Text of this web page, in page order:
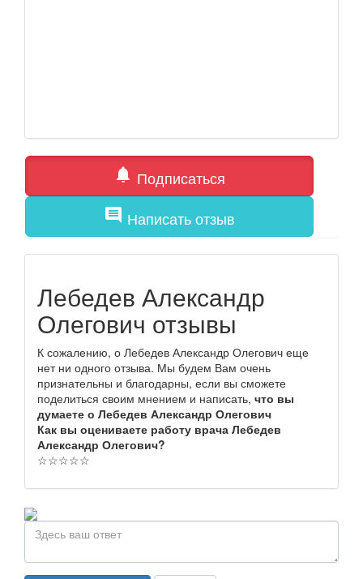
notifications Подписаться
comment Написать отзыв
Лебедев Александр
Олегович отзывы
К сожалению, о Лебедев Александр Олегович еще
нет ни одного отзыва. Мы будем Вам очень
признательны и благодарны, если вы сможете
поделиться своим мнением и написать, что вы
думаете о Лебедев Александр Олегович
Как вы оцениваете работу врача Лебедев
Александр Олегович?
☆☆☆☆☆